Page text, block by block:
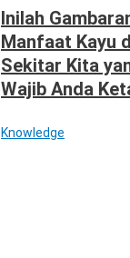
Inilah
Manfaat Kayu
Sekitar Kita
Wajib Anda
Knowledge